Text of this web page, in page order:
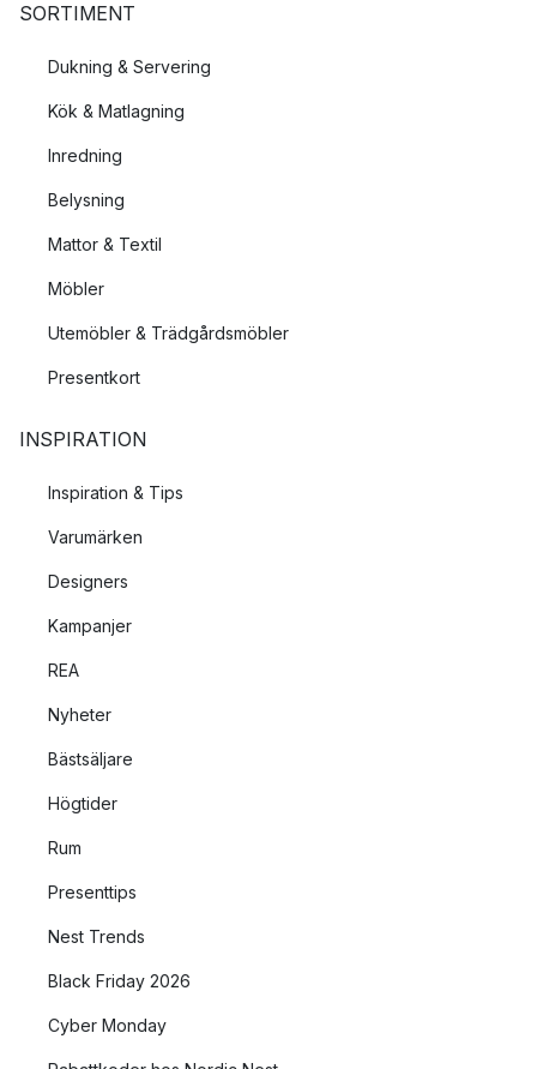
SORTIMENT
Dukning & Servering
Kök & Matlagning
Inredning
Belysning
Mattor & Textil
Möbler
Utemöbler & Trädgårdsmöbler
Presentkort
INSPIRATION
Inspiration & Tips
Varumärken
Designers
Kampanjer
REA
Nyheter
Bästsäljare
Högtider
Rum
Presenttips
Nest Trends
Black Friday 2026
Cyber Monday